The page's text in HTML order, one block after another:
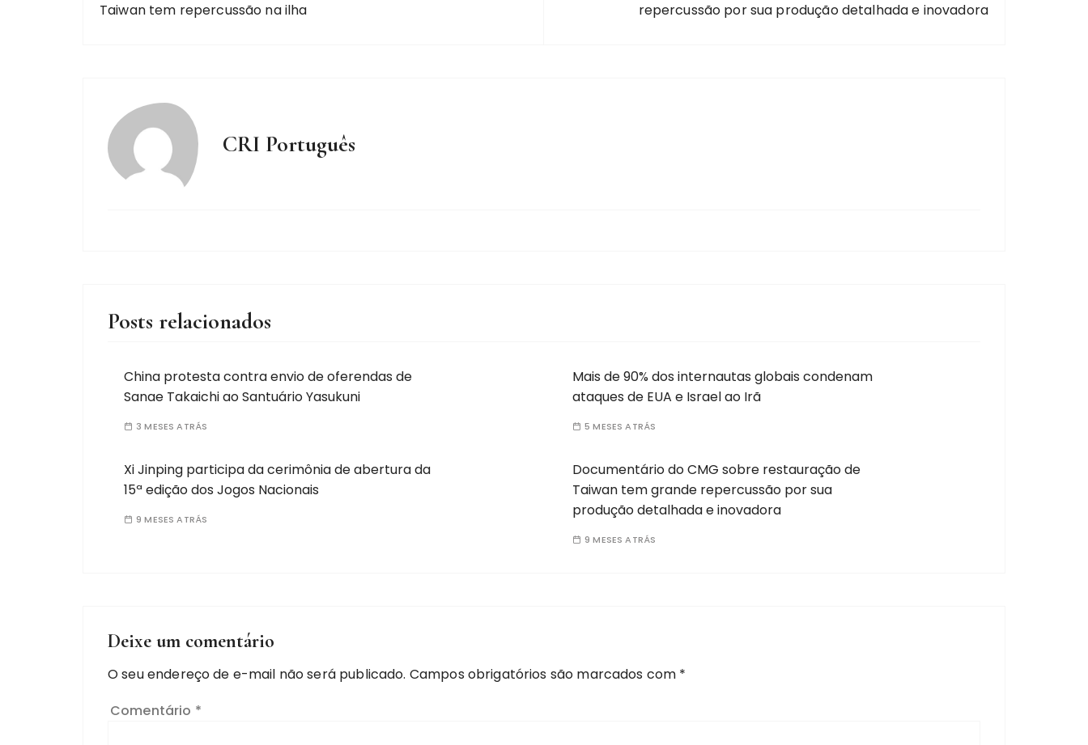
Taiwan tem repercussão na ilha
repercussão por sua produção detalhada e inovadora
CRI Português
Posts relacionados
China protesta contra envio de oferendas de
Sanae Takaichi ao Santuário Yasukuni
3 MESES ATRÁS
Mais de 90% dos internautas globais condenam
ataques de EUA e Israel ao Irã
5 MESES ATRÁS
Xi Jinping participa da cerimônia de abertura da
15ª edição dos Jogos Nacionais
9 MESES ATRÁS
Documentário do CMG sobre restauração de
Taiwan tem grande repercussão por sua
produção detalhada e inovadora
9 MESES ATRÁS
Deixe um comentário
O seu endereço de e-mail não será publicado. Campos obrigatórios são marcados com *
Comentário *